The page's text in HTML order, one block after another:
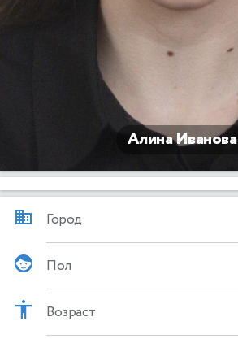
Алина Иванова
Город
Пол
Возраст